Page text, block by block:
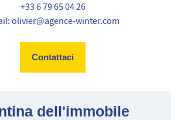
+33 6 79 65 04 26
olivier@agence-winter.com
Contattaci
dell'immobile